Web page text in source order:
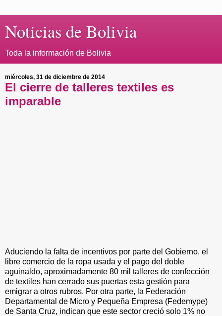
Noticias de Bolivia
Toda la información de Bolivia
miércoles, 31 de diciembre de 2014
El cierre de talleres textiles es
imparable
Aduciendo la falta de incentivos por parte del Gobierno, el
libre comercio de la ropa usada y el pago del doble
aguinaldo, aproximadamente 80 mil talleres de confección
de textiles han cerrado sus puertas esta gestión para
emigrar a otros rubros. Por otra parte, la Federación
Departamental de Micro y Pequeña Empresa (Fedemype)
de Santa Cruz, indican que este sector creció solo 1% no